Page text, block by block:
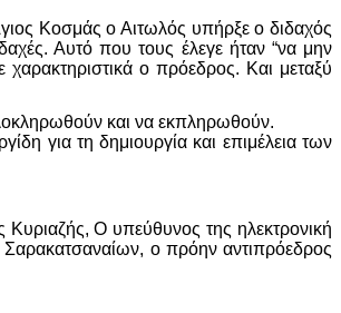
Κοσμάς ο Αιτωλός υπήρξε ο διδαχός
Αυτό που τους έλεγε ήταν “να μην
ο πρόεδρος. Και μεταξύ
και να εκπληρωθούν.
για τη δημιουργία και επιμέλεια των
Ο υπεύθυνος της ηλεκτρονική
ο πρόην αντιπρόεδρος